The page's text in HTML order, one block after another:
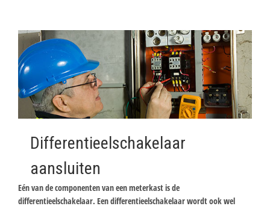
Differentieelschakelaar
aansluiten
Eén van de componenten van een meterkast is de
differentieelschakelaar. Een differentieelschakelaar wordt ook wel